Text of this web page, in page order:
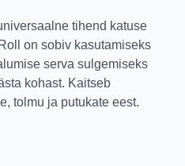
tihend katuse
on sobiv kasutamiseks
serva sulgemiseks
kohast. Kaitseb
tolmu ja putukate eest.